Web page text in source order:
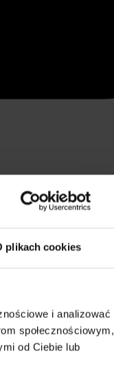
plikach cookies
i analizować
społecznościowym,
od Ciebie lub